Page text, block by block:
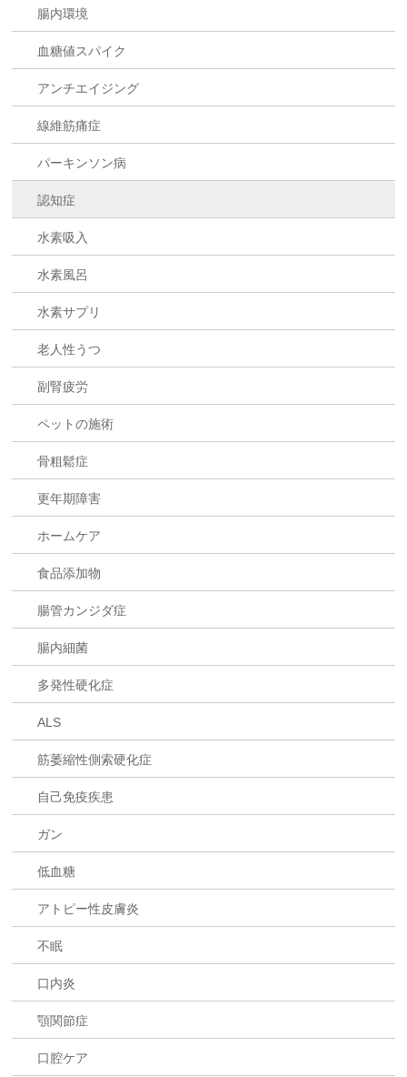
腸内環境
血糖値スパイク
アンチエイジング
線維筋痛症
パーキンソン病
認知症
水素吸入
水素風呂
水素サプリ
老人性うつ
副腎疲労
ペットの施術
骨粗鬆症
更年期障害
ホームケア
食品添加物
腸管カンジダ症
腸内細菌
多発性硬化症
ALS
筋萎縮性側索硬化症
自己免疫疾患
ガン
低血糖
アトピー性皮膚炎
不眠
口内炎
顎関節症
口腔ケア